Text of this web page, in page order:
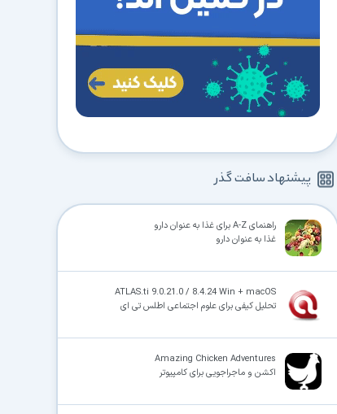
پیشنهاد سافت گذر
راهنمای A-Z برای غذا به عنوان دارو
غذا به عنوان دارو
ATLAS.ti 9.0.21.0 / 8.4.24 Win + macOS
تحلیل کیفی برای علوم اجتماعی اطلس تی ای
Amazing Chicken Adventures
اکشن و ماجراجویی برای کامپیوتر